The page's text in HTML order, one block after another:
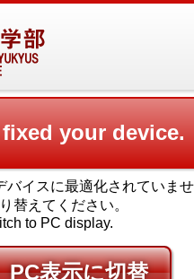
your device.
バイスに最適化されていま
替えてください。
to PC display.
PC